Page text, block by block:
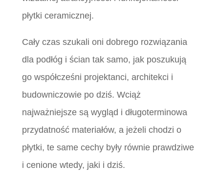
płytki ceramicznej.
Cały czas szukali oni dobrego rozwiązania
dla podłóg i ścian tak samo, jak poszukują
go współcześni projektanci, architekci i
budowniczowie po dziś. Wciąż
najważniejsze są wygląd i długoterminowa
przydatność materiałów, a jeżeli chodzi o
płytki, te same cechy były równie prawdziwe
i cenione wtedy, jaki i dziś.